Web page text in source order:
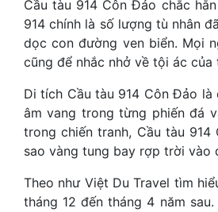
Cầu tàu 914 Côn Đảo chắc
914 chính là số lượng tù nhân
dọc con đường ven biển. Mọi
cũng để nhắc nhở về tội ác của
Di tích Cầu tàu 914 Côn Đảo
âm vang trong từng phiến đá
trong chiến tranh, Cầu tàu
sao vàng tung bay rợp trời vào
Theo như Việt Du Travel tìm
tháng 12 đến tháng 4 năm